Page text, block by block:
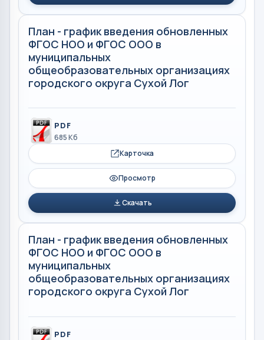
План - график введения обновленных
ФГОС НОО и ФГОС ООО в
муниципальных
общеобразовательных организациях
городского округа Сухой Лог
PDF
685 Кб
Карточка
Просмотр
Скачать
План - график введения обновленных
ФГОС НОО и ФГОС ООО в
муниципальных
общеобразовательных организациях
городского округа Сухой Лог
PDF